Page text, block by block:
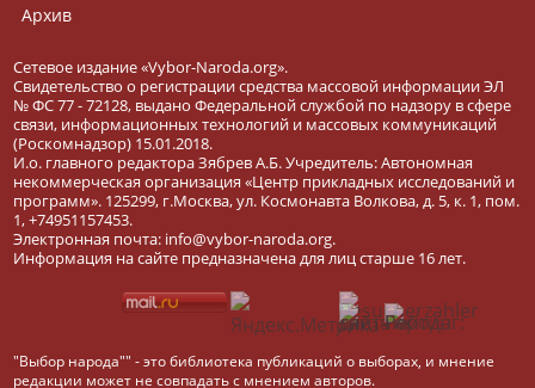
Архив
Сетевое издание «Vybor-Naroda.org».
Свидетельство о регистрации средства массовой информации ЭЛ
№ ФС 77 - 72128, выдано Федеральной службой по надзору в сфере
связи, информационных технологий и массовых коммуникаций
(Роскомнадзор) 15.01.2018.
И.о. главного редактора Зябрев А.Б. Учредитель: Автономная
некоммерческая организация «Центр прикладных исследований и
программ». 125299, г.Москва, ул. Космонавта Волкова, д. 5, к. 1, пом.
1, +74951157453.
Электронная почта: info@vybor-naroda.org.
Информация на сайте предназначена для лиц старше 16 лет.
"Выбор народа"" - это библиотека публикаций о выборах, и мнение
редакции может не совпадать с мнением авторов.